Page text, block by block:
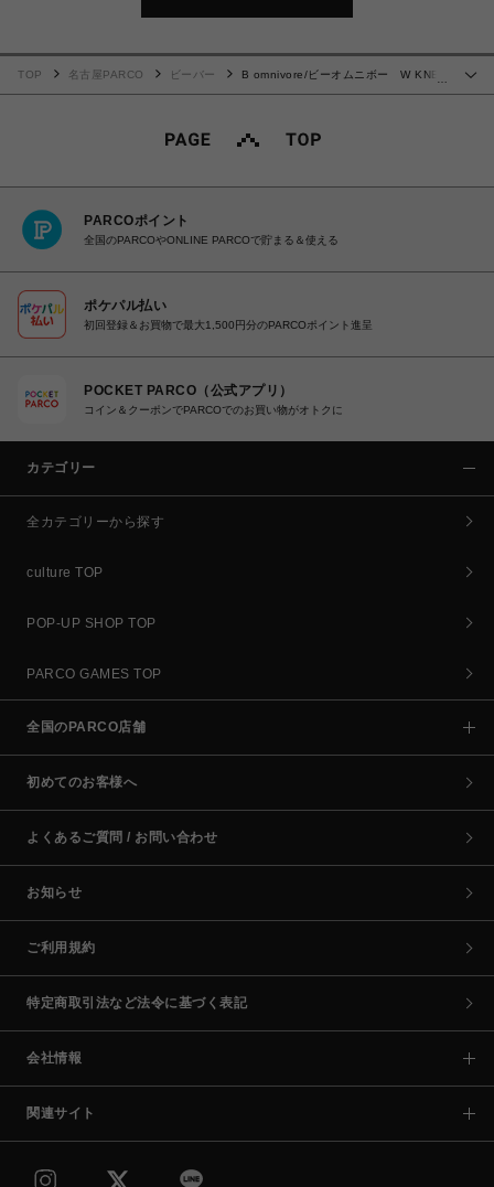
…
TOP 名古屋PARCO ビーバー
B omnivore/ビーオムニボー W KNEE
PARCOポイント
全国のPARCOやONLINE PARCOで貯まる＆使える
ポケパル払い
初回登録＆お買物で最大1,500円分のPARCOポイント進呈
POCKET PARCO（公式アプリ）
コイン＆クーポンでPARCOでのお買い物がオトクに
カテゴリー
全カテゴリーから探す
culture TOP
POP-UP SHOP TOP
PARCO GAMES TOP
全国のPARCO店舗
初めてのお客様へ
よくあるご質問 / お問い合わせ
お知らせ
ご利用規約
特定商取引法など法令に基づく表記
会社情報
関連サイト